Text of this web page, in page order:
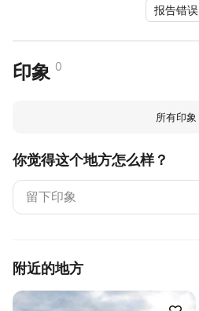
报告错误
印象 0
所有印象
你觉得这个地方怎么样？
附近的地方